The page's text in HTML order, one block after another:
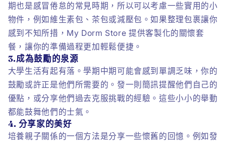
期也是感冒倦怠的常見時期，所以可以考慮一些實用的小
物件，例如維生素包、茶包或減壓包。如果整理包裹讓你
感到不知所措，My Dorm Store 提供客製化的關懷套
餐，讓你的準備過程更加輕鬆便捷。
3.成為鼓勵的泉源
大學生活有起有落。學期中期可能會感到單調乏味，你的
鼓勵或許正是他們所需要的。發一則簡訊提醒他們自己的
優點，或分享他們過去克服挑戰的經驗。這些小小的舉動
都能鼓舞他們的士氣。
4. 分享家的美好
培養親子關係的一個方法是分享一些懷舊的回憶。例如發